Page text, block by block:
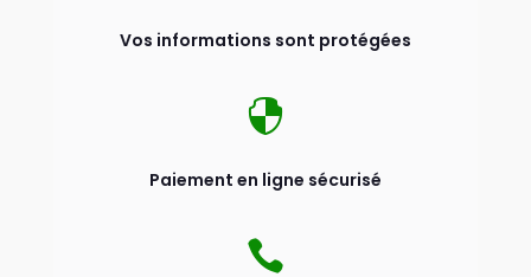
Vos informations sont protégées

Paiement en ligne sécurisé
